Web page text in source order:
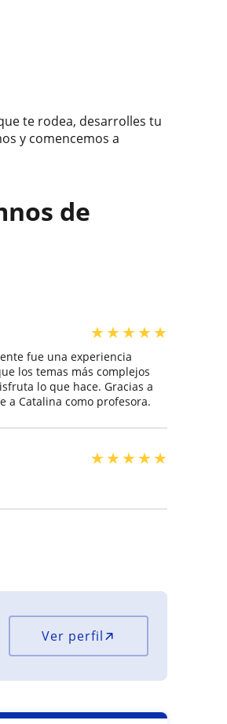
te rodea, desarrolles tu
y comencemos a
de
★★★★★
fue una experiencia
los temas más complejos
lo que hace. Gracias a
a Catalina como profesora.
★★★★★
Ver perfil